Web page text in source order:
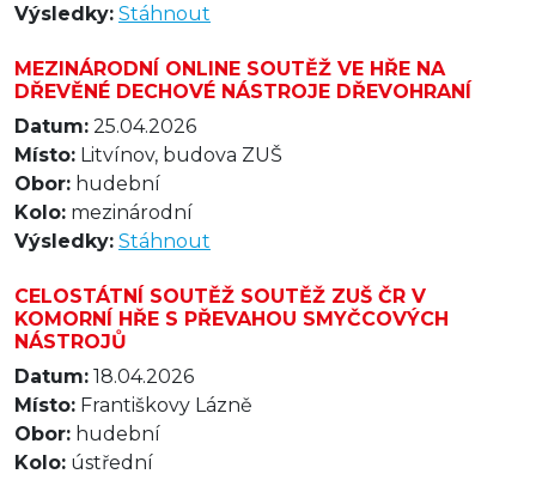
Výsledky: Stáhnout
MEZINÁRODNÍ ONLINE SOUTĚŽ VE HŘE NA
DŘEVĚNÉ DECHOVÉ NÁSTROJE DŘEVOHRANÍ
Datum: 25.04.2026
Místo: Litvínov, budova ZUŠ
Obor: hudební
Kolo: mezinárodní
Výsledky: Stáhnout
CELOSTÁTNÍ SOUTĚŽ SOUTĚŽ ZUŠ ČR V
KOMORNÍ HŘE S PŘEVAHOU SMYČCOVÝCH
NÁSTROJŮ
Datum: 18.04.2026
Místo: Františkovy Lázně
Obor: hudební
Kolo: ústřední